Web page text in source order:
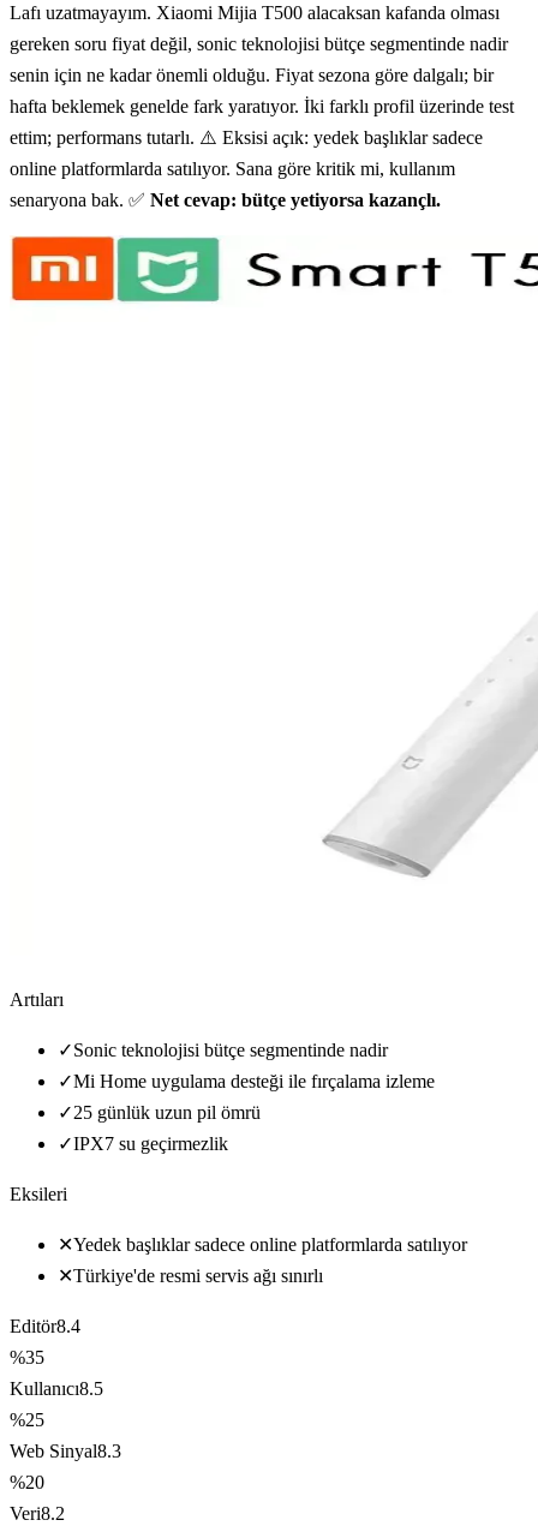
Lafı uzatmayayım. Xiaomi Mijia T500 alacaksan kafanda olması
gereken soru fiyat değil, sonic teknolojisi bütçe segmentinde nadir
senin için ne kadar önemli olduğu. Fiyat sezona göre dalgalı; bir
hafta beklemek genelde fark yaratıyor. İki farklı profil üzerinde test
ettim; performans tutarlı. ⚠️ Eksisi açık: yedek başlıklar sadece
online platformlarda satılıyor. Sana göre kritik mi, kullanım
senaryona bak. ✅ Net cevap: bütçe yetiyorsa kazançlı.
Artıları
✓Sonic teknolojisi bütçe segmentinde nadir
✓Mi Home uygulama desteği ile fırçalama izleme
✓25 günlük uzun pil ömrü
✓IPX7 su geçirmezlik
Eksileri
✕Yedek başlıklar sadece online platformlarda satılıyor
✕Türkiye'de resmi servis ağı sınırlı
Editör8.4
%35
Kullanıcı8.5
%25
Web Sinyal8.3
%20
Veri8.2